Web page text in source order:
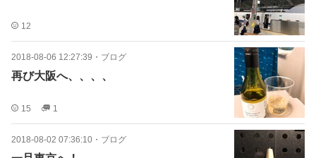
12
2018-08-06 12:27:39 ・ ブログ
再び大阪へ、、、、
15 1
2018-08-02 07:36:10 ・ ブログ